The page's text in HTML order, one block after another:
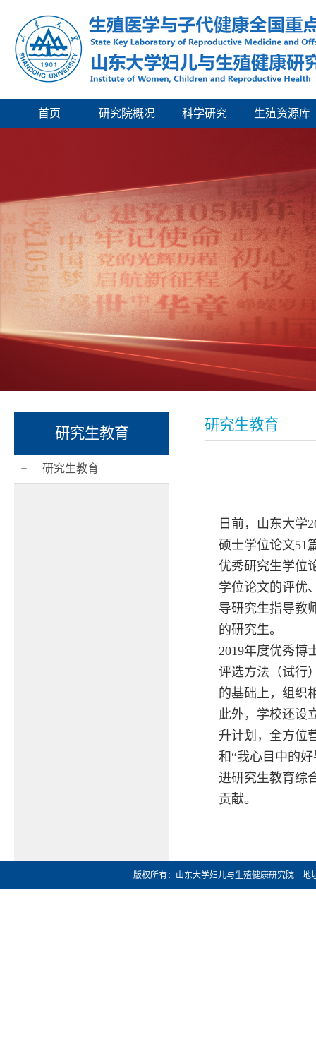
首页 研究院概况 科学研究 生殖资源库
研究生教育
研究生教育
研究生教育
日前，山东大学
硕士学位论文51
优秀研究生学位
学位论文的评优
导研究生指导教
的研究生。
2019年度优秀博
评选方法（试行
的基础上，组织
此外，学校还设
升计划，全方位
和“我心目中的
进研究生教育综
贡献。
版权所有：山东大学妇儿与生殖健康研究院 地